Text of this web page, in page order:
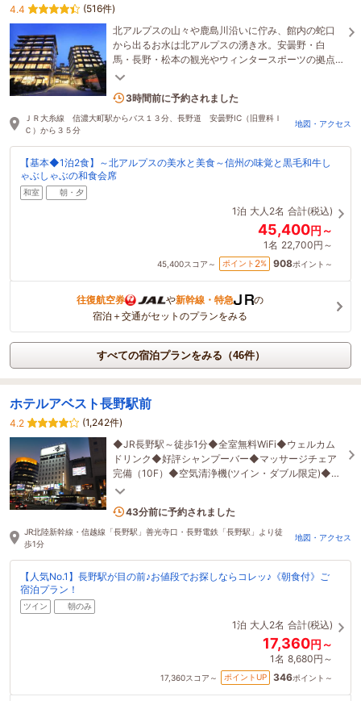
4.4
(516件)
北アルプスの山々や鹿島川沿いに佇み、館内の蛇口
から出るお水は北アルプスの湧き水。安曇野・白
馬・長野・松本の観光やウィンタースポーツの拠点
としてご利用ください。
2名がこの宿を見ています
3時間前に予約されました
ＪＲ大糸線 信濃大町駅からバス１３分、長野道 安曇野IC（旧豊科Ｉ
Ｃ）から３５分
地図・アクセス
【基本◆1泊2食】～北アルプスの美水と美食～信州の味覚と黒毛和牛し
ゃぶしゃぶの和食会席
和室 朝・夕
1泊 大人2名 合計(税込)
45,400円～
1名 22,700円～
45,400スコア～ ポイント 2% 908ポイント～
往復航空券 や新幹線・特急
の
宿泊＋交通がセットのプランをみる
すべての宿泊プランをみる（46件）
ホテルアベスト長野駅前
4.2
(1,242件)
◆JR長野駅～徒歩1分◆全室無料WiFi◆ウェルカム
ドリンク◆好評シャンプーバー◆マッサージチェア
完備（10F）◆空気清浄機(ツイン・ダブル限定)◆コ
ンビニ1階◆充実の漫画コーナー
2名がこの宿を見ています
43分前に予約されました
JR北陸新幹線・信越線「長野駅」善光寺口・長野電鉄「長野駅」より徒
歩1分
地図・アクセス
【人気No.1】長野駅が目の前♪お値段でお探しならコレッ♪《朝食付》ご
宿泊プラン！
ツイン 朝のみ
1泊 大人2名 合計(税込)
17,360円～
1名 8,680円～
17,360スコア～ ポイントUP 346ポイント～